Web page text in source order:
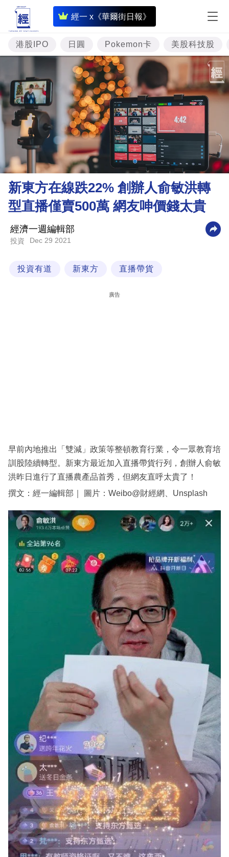
經一 x《華爾街日報》
即
時
財
經
題
投
資
樓
市
理
財
商
業
科
區
港股IPO 日圓 Pokemon卡 美股科技股
新東方在線跌22% 創辦人俞敏洪轉
型直播僅賣500萬 網友呻價錢太貴
經濟一週編輯部
投資 Dec 29 2021
投資有道 新東方 直播帶貨
廣告
早前內地推出「雙減」政策等整頓教育行業，令一眾教育培
訓股陸續轉型。新東方最近加入直播帶貨行列，創辦人俞敏
洪昨日進行了直播農產品首秀，但網友直呼太貴了！
撰文：經一編輯部｜ 圖片：Weibo@財經網、Unsplash